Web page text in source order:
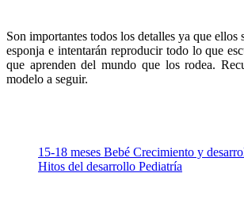
Son importantes todos los detalles ya que ellos
esponja e intentarán reproducir todo lo que
que aprenden del mundo que los rodea.
modelo a seguir.
15-18 meses Bebé Crecimiento y
Hitos del desarrollo Pediatría